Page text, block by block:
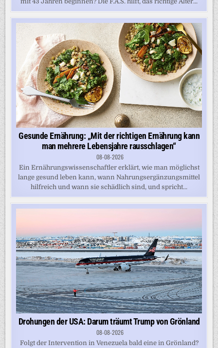
Gesunde Ernährung: „Mit der richtigen Ernährung kann
man mehrere Lebensjahre rausschlagen“
08-08-2026
Ein Ernährungswissenschaftler erklärt, wie man möglichst
lange gesund leben kann, wann Nahrungsergänzungsmittel
hilfreich und wann sie schädlich sind, und spricht...
Drohungen der USA: Darum träumt Trump von Grönland
08-08-2026
Folgt der Intervention in Venezuela bald eine in Grönland?